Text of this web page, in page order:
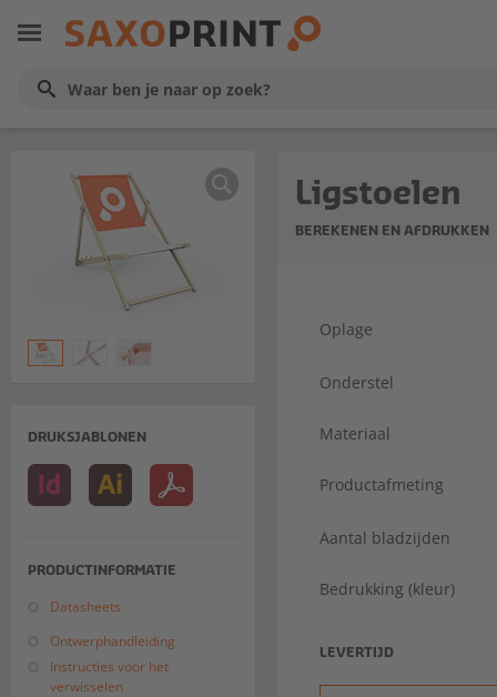
DRUKSJABLONEN
PRODUCTINFORMATIE
Datasheets
Ontwerphandleiding
Instructies voor het
verwisselen
Ligstoelen
BEREKENEN EN AFDRUKKEN
Oplage
Onderstel
Materiaal
Productafmeting
Aantal bladzijden
Bedrukking (kleur)
LEVERTIJD